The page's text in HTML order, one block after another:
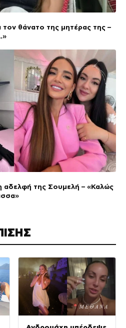
θάνατο της μητέρας της –
αδελφή της Σουμελή – «Καλώς